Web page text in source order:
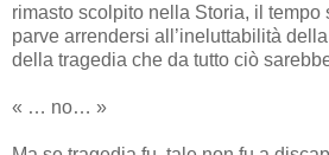
rimasto scolpito nella Storia, il tempo
parve arrendersi all’ineluttabilità
della tragedia che da tutto ciò
« … no… »